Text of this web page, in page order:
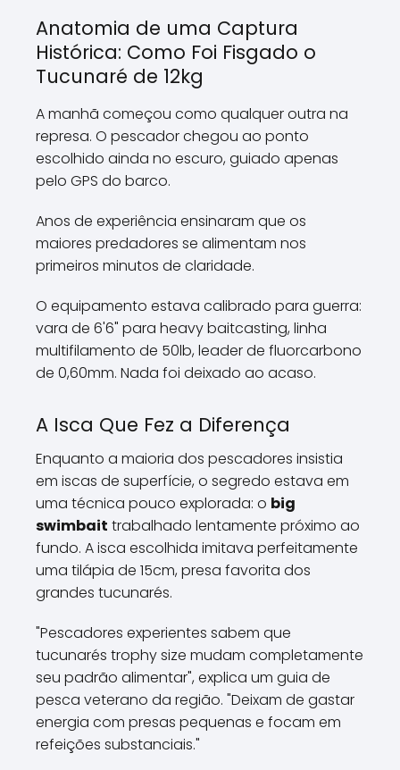
Anatomia de uma Captura
Histórica: Como Foi Fisgado o
Tucunaré de 12kg
A manhã começou como qualquer outra na
represa. O pescador chegou ao ponto
escolhido ainda no escuro, guiado apenas
pelo GPS do barco.
Anos de experiência ensinaram que os
maiores predadores se alimentam nos
primeiros minutos de claridade.
O equipamento estava calibrado para guerra:
vara de 6'6" para heavy baitcasting, linha
multifilamento de 50lb, leader de fluorcarbono
de 0,60mm. Nada foi deixado ao acaso.
A Isca Que Fez a Diferença
Enquanto a maioria dos pescadores insistia
em iscas de superfície, o segredo estava em
uma técnica pouco explorada: o big
swimbait trabalhado lentamente próximo ao
fundo. A isca escolhida imitava perfeitamente
uma tilápia de 15cm, presa favorita dos
grandes tucunarés.
"Pescadores experientes sabem que
tucunarés trophy size mudam completamente
seu padrão alimentar", explica um guia de
pesca veterano da região. "Deixam de gastar
energia com presas pequenas e focam em
refeições substanciais."